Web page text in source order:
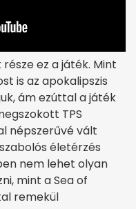
ez a játék. Mint
is az apokalipszis
ám ezúttal a játék
TPS
népszerűvé vált
életérzés
nem lehet olyan
mint a Sea of
remekül